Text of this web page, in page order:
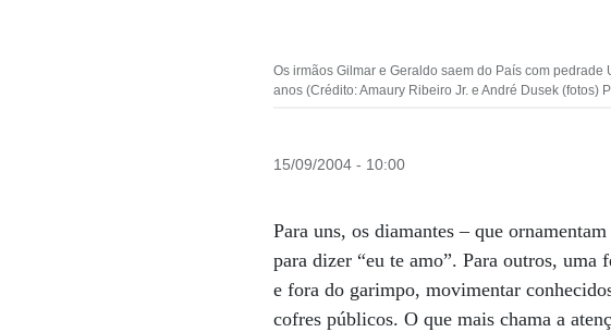
Os irmãos Gilmar e Geraldo saem do País com
anos (Crédito: Amaury Ribeiro Jr. e André Dusek (fotos)
15/09/2004 - 10:00
Para uns, os diamantes – que
para dizer “eu te amo”. Para outros,
e fora do garimpo, movimentar
cofres públicos. O que mais chama a